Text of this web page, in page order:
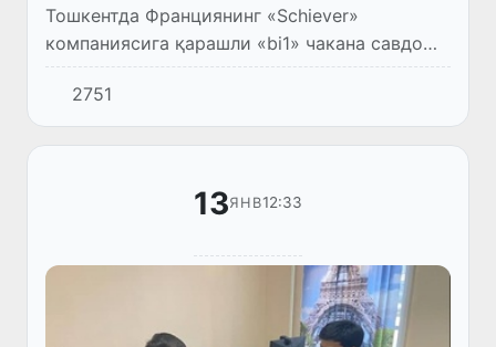
Тошкентда Франциянинг «Schiever»
компаниясига қарашли «bi1» чакана савдо
дўконлари очилди.
2751
13ЯНВ12:33